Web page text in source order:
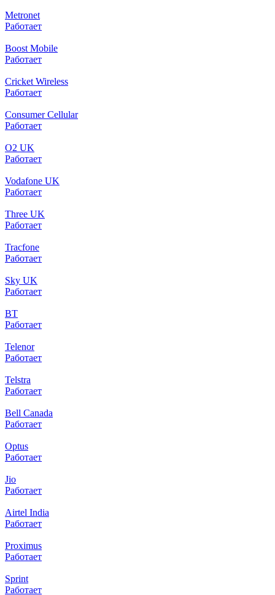
Metronet
Работает
Boost Mobile
Работает
Cricket Wireless
Работает
Consumer Cellular
Работает
O2 UK
Работает
Vodafone UK
Работает
Three UK
Работает
Tracfone
Работает
Sky UK
Работает
BT
Работает
Telenor
Работает
Telstra
Работает
Bell Canada
Работает
Optus
Работает
Jio
Работает
Airtel India
Работает
Proximus
Работает
Sprint
Работает